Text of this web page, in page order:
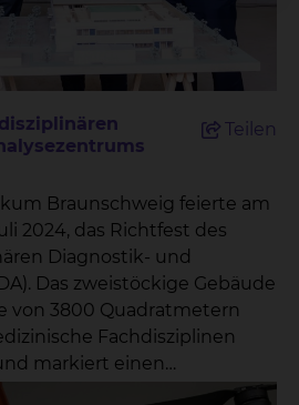
Teilen
Braunschweig feierte am
Diagnostik- und
von 3800 Quadratmetern
Fachdisziplinen
markiert einen